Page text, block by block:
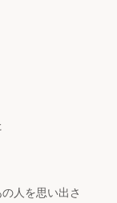
人を思い出さ